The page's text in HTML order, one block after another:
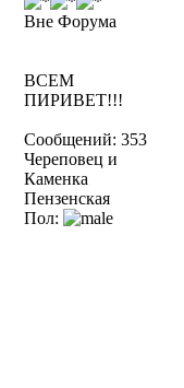
Вне Форума
ВСЕМ
ПИРИВЕТ!!!
Сообщений: 353
Череповец и
Каменка
Пензенская
Пол: